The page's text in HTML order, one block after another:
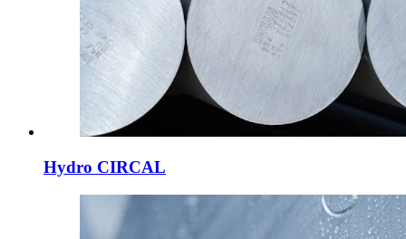
Hydro CIRCAL